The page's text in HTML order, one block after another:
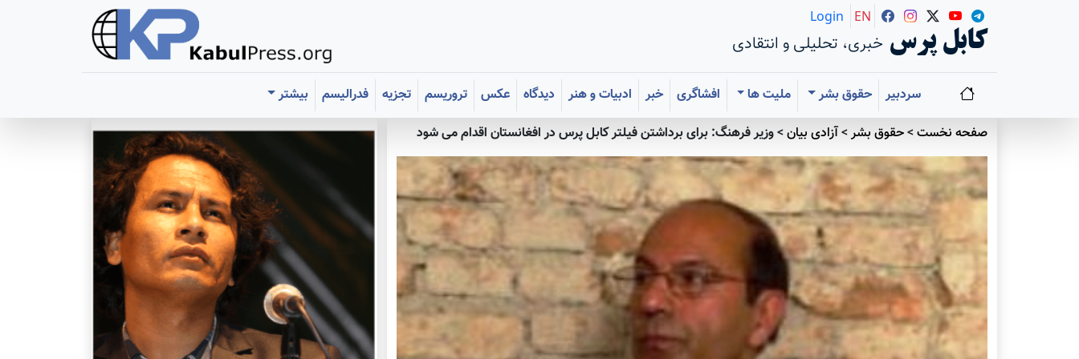
کابل پرس خبری، تحلیلی و انتقادی
Login EN
سردبیر حقوق بشر ملیت ها افشاگری خبر ادبیات و هنر دیدگاه عکس تروریسم تجزیه فدرالیسم
بیشتر
صفحه نخست>حقوق بشر>آزادی بيان>وزیر فرهنگ: برای برداشتن فیلتر کابل پرس در افغانستان اقدام می شود